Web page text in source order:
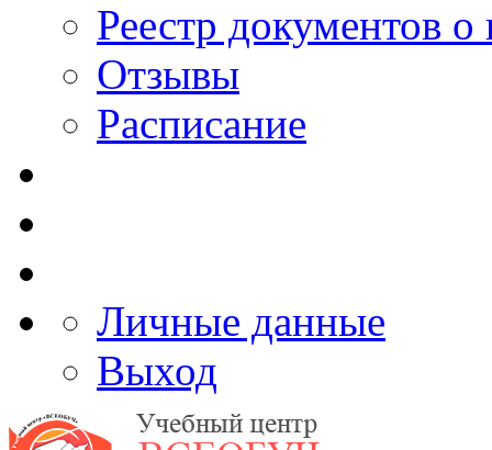
Реестр документов
Отзывы
Расписание
Личные данные
Выход